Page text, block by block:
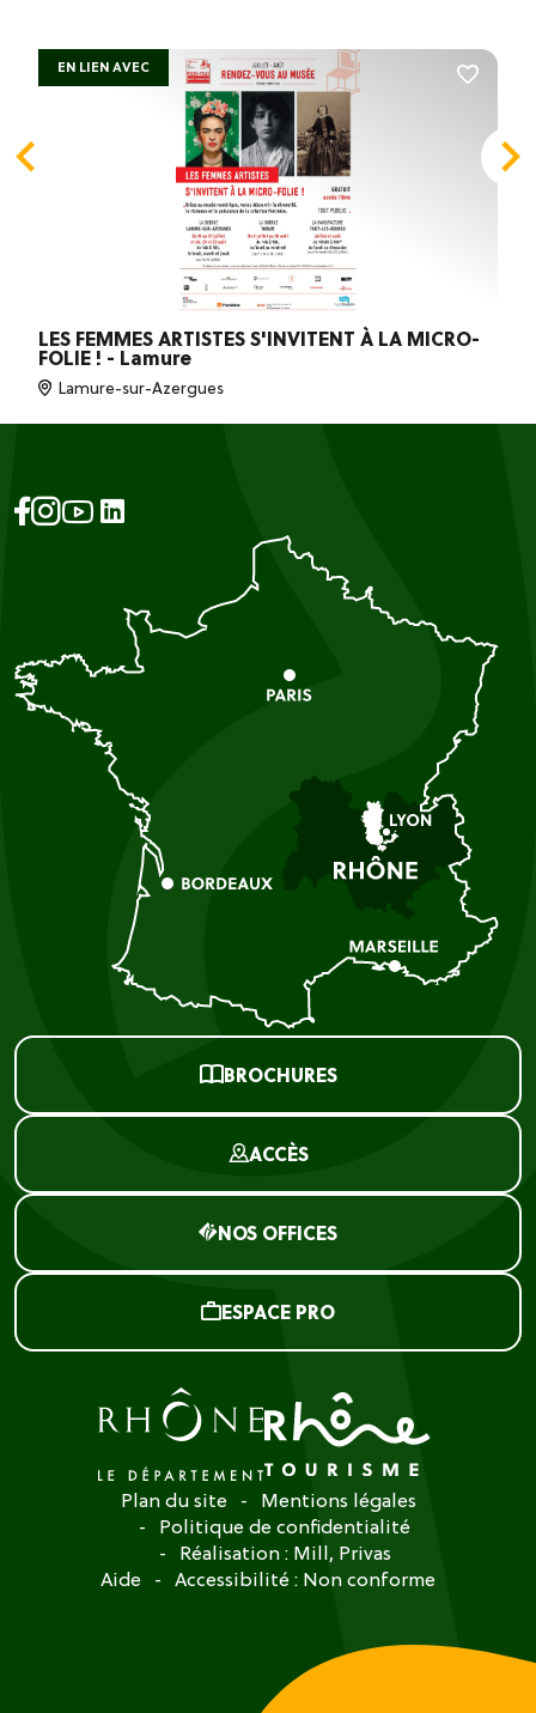
LES FEMMES ARTISTES S'INVITENT À LA MICRO-
FOLIE ! - Lamure
Lamure-sur-Azergues
EN LIEN AVEC
BROCHURES
ACCÈS
NOS OFFICES
ESPACE PRO
Plan du site
Mentions légales
Politique de confidentialité
Réalisation : Mill, Privas
Aide
Accessibilité : Non conforme